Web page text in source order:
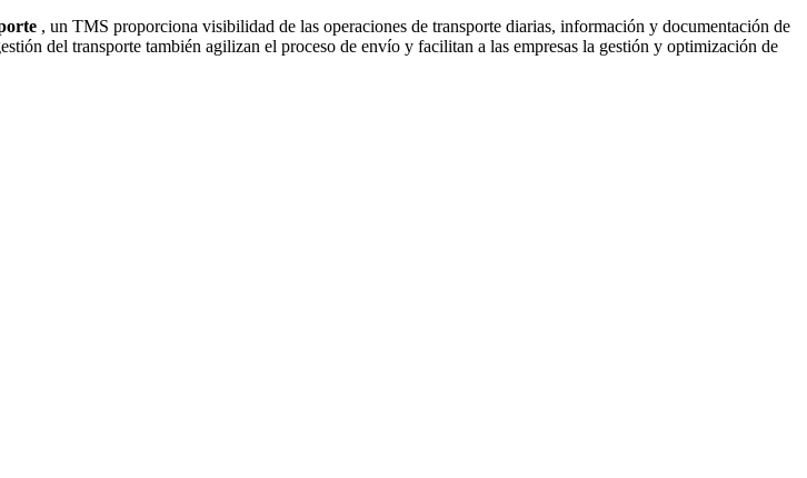
, un TMS proporciona visibilidad de las operaciones de transporte diarias, información y documentación de
del transporte también agilizan el proceso de envío y facilitan a las empresas la gestión y optimización de